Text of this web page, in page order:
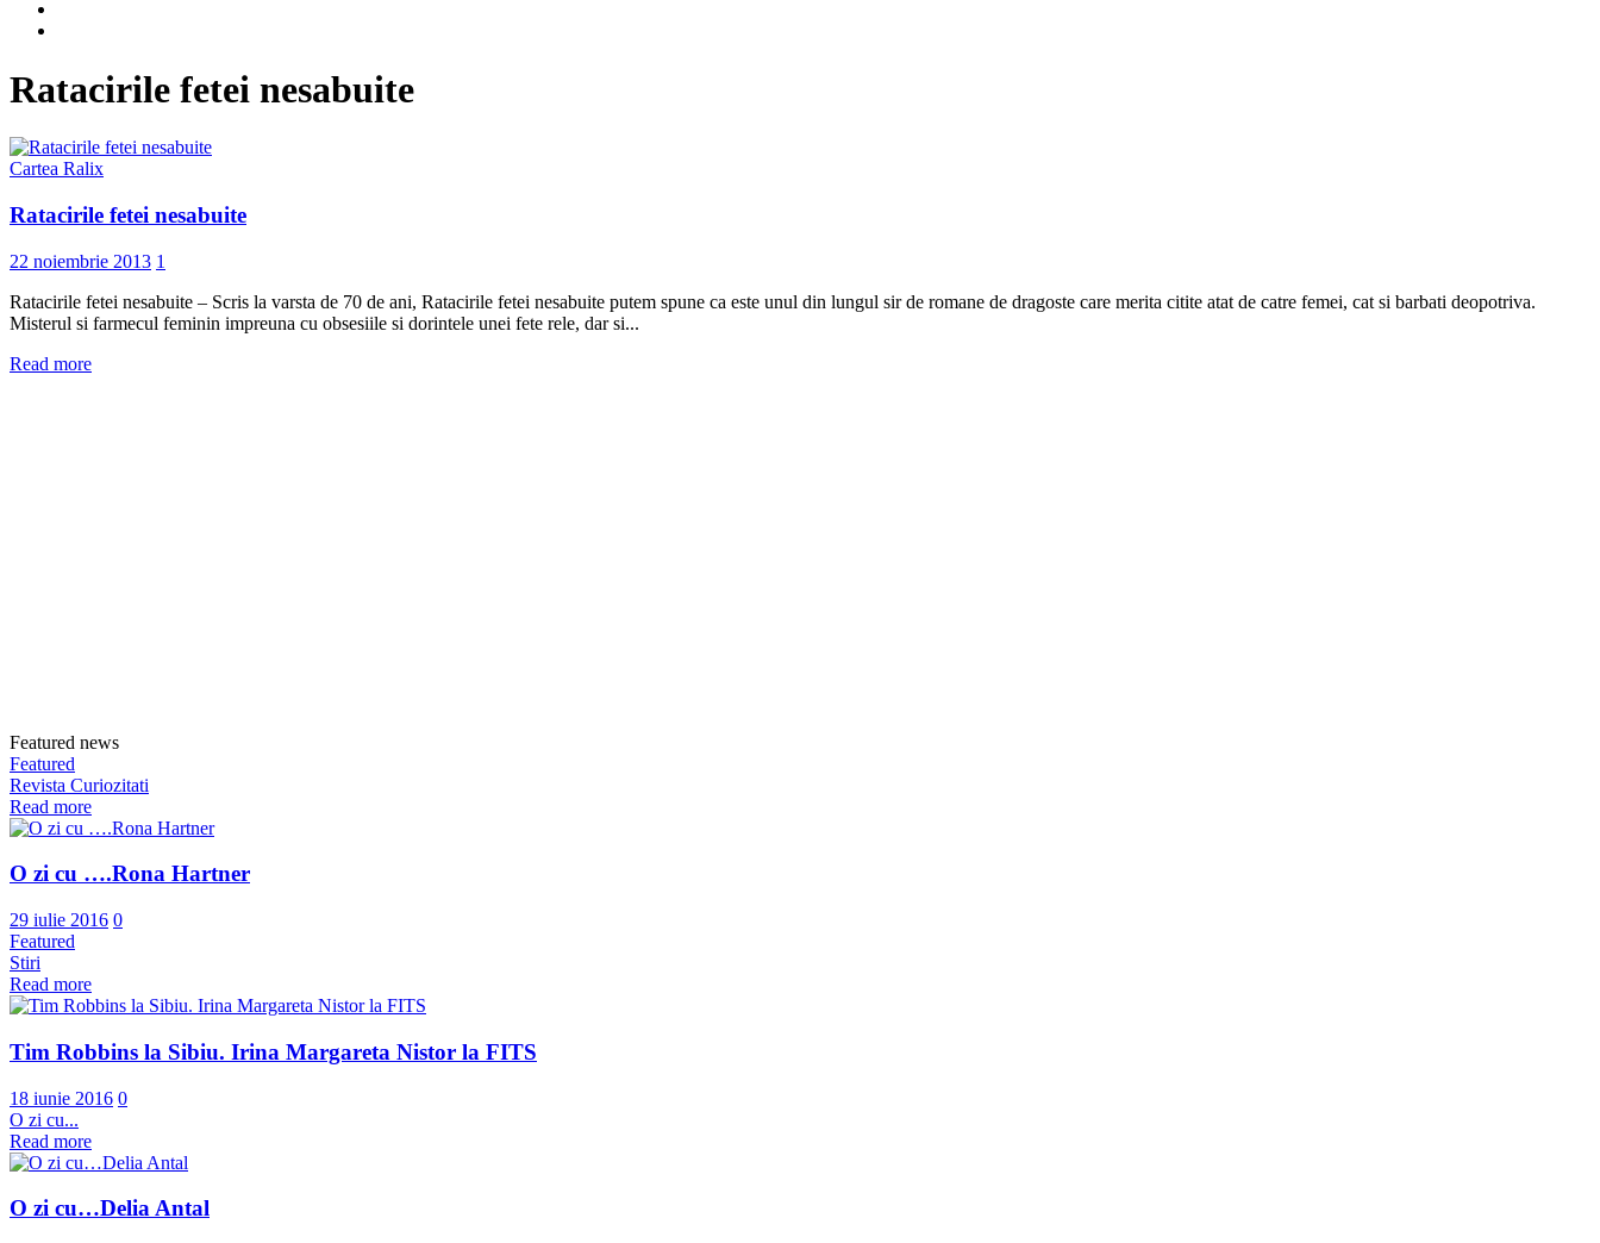
Ratacirile fetei nesabuite
Cartea Ralix
Ratacirile fetei nesabuite
22 noiembrie 2013 1
Ratacirile fetei nesabuite – Scris la varsta de 70 de ani, Ratacirile fetei nesabuite putem spune ca este unul din lungul sir de romane de dragoste care merita citite atat de catre femei, cat si barbati deopotriva.
Misterul si farmecul feminin impreuna cu obsesiile si dorintele unei fete rele, dar si...
Read more
Featured news
Featured
Revista Curiozitati
Read more
O zi cu ….Rona Hartner
29 iulie 2016 0
Featured
Stiri
Read more
Tim Robbins la Sibiu. Irina Margareta Nistor la FITS
18 iunie 2016 0
O zi cu...
Read more
O zi cu…Delia Antal